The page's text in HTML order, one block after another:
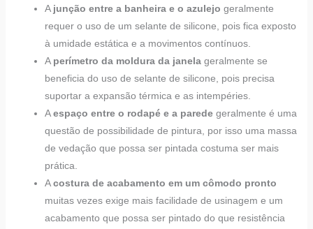
A junção entre a banheira e o azulejo geralmente
requer o uso de um selante de silicone, pois fica exposto
à umidade estática e a movimentos contínuos.
A perímetro da moldura da janelageralmente se
beneficia do uso de selante de silicone, pois precisa
suportar a expansão térmica e as intempéries.
Aespaço entre o rodapé e a paredegeralmente é uma
questão de possibilidade de pintura, por isso uma massa
de vedação que possa ser pintada costuma ser mais
prática.
Acostura de acabamento em um cômodo pronto
muitas vezes exige mais facilidade de usinagem e um
acabamento que possa ser pintado do que resistência